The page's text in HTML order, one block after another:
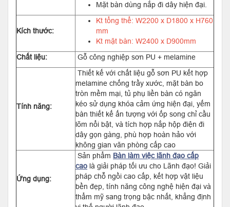
Mặt bàn dùng nắp đi dây hiện đại.
Kích thước:
Kt tổng thể: W2200 x D1800 x H760
mm
Kt mặt bàn: W2400 x D900mm
Chất liệu:
Gỗ công nghiệp sơn PU + melamine
Tính năng:
Thiết kế với chất liệu gỗ sơn PU kết hợp
melamine chống trầy xước, mặt bàn bo
tròn mềm mại, tủ phụ liền bàn có ngăn
kéo sử dụng khóa cảm ứng hiện đại, yếm
bàn thiết kế ấn tượng với ốp song chỉ cầu
lõm nổi bật, và tích hợp nắp hộp điện đi
dây gọn gàng, phù hợp hoàn hảo với
không gian văn phòng cấp cao
Ứng dụng:
Sản phẩm Bàn làm việc lãnh đạo cấp
cao là giải pháp tối ưu cho Lãnh đạo! Giải
pháp chỗ ngồi cao cấp, kết hợp vật liệu
bền đẹp, tính năng công nghệ hiện đại và
thẩm mỹ sang trọng bậc nhất, khẳng định